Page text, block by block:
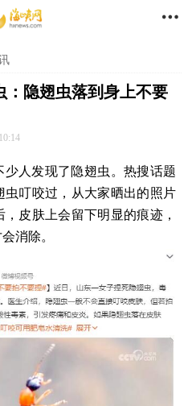

：隐翅虫落到身上不要
人发现了隐翅虫。热搜话题
叮咬过，从大家晒出的照片
皮肤上会留下明显的痕迹，
消除。